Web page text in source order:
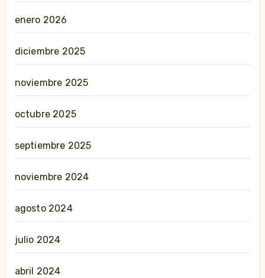
enero 2026
diciembre 2025
noviembre 2025
octubre 2025
septiembre 2025
noviembre 2024
agosto 2024
julio 2024
abril 2024